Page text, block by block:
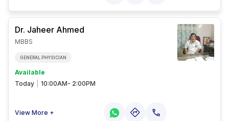
Dr. Jaheer Ahmed
MBBS
GENERAL PHYSICIAN
Available
Today
10:00AM- 2:00PM
View More +